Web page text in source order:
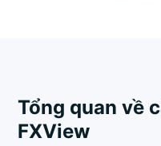
Tổng quan về
FXView